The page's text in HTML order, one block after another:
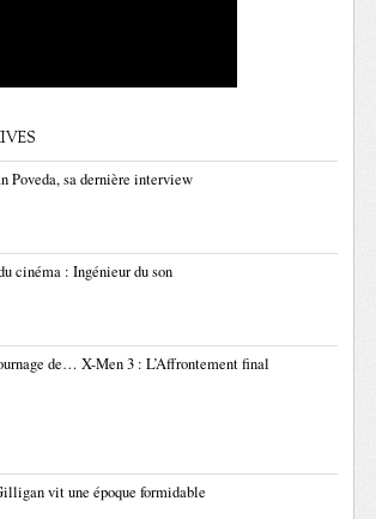
Poveda, sa dernière interview
cinéma : Ingénieur du son
de… X-Men 3 : L’Affrontement final
vit une époque formidable